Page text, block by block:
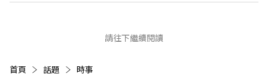
請往下繼續閱讀
首頁 話題 時事